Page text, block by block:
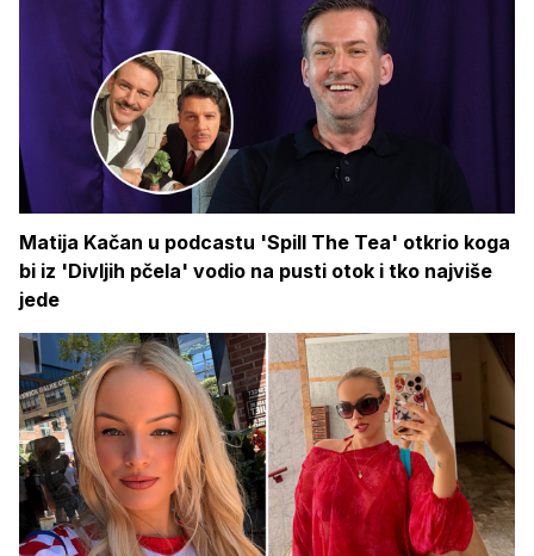
Matija Kačan u podcastu 'Spill The Tea' otkrio koga
bi iz 'Divljih pčela' vodio na pusti otok i tko najviše
jede